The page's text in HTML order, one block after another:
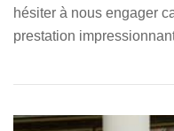
hésiter à nous engager
prestation